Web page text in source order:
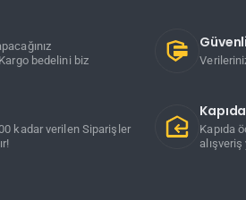
bedelini biz
kadar verilen Siparişler
Kapıda